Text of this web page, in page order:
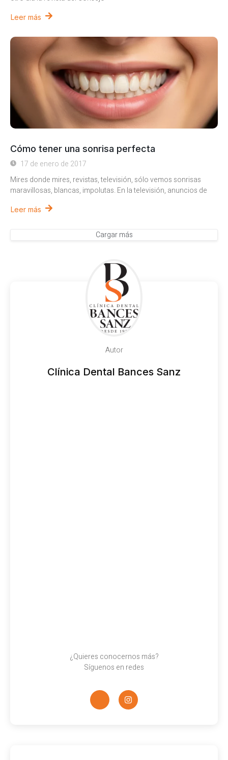
Leer más
Cómo tener una sonrisa perfecta
17 de enero de 2017
Mires donde mires, revistas, televisión, sólo vemos sonrisas
maravillosas, blancas, impolutas. En la televisión, anuncios de
Leer más
Cargar más
Autor
Clínica Dental Bances Sanz
¿Quieres conocernos más?
Síguenos en redes